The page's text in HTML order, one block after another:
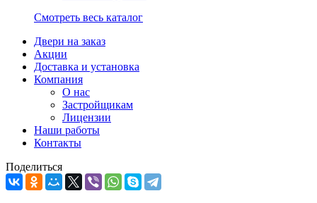
Смотреть весь каталог
Двери на заказ
Акции
Доставка и установка
Компания
О нас
Застройщикам
Лицензии
Наши работы
Контакты
Поделиться